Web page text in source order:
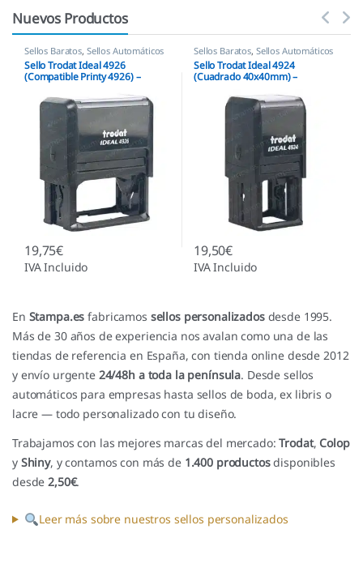
Nuevos Productos
Sellos Baratos, Sellos Automáticos
Sello Trodat Ideal 4926
(Compatible Printy 4926) –
19,75€
IVA Incluido
Sellos Baratos, Sellos Automáticos
Sello Trodat Ideal 4924
(Cuadrado 40x40mm) –
19,50€
IVA Incluido
En Stampa.es fabricamos sellos personalizadosdesde 1995.
Más de 30 años de experiencia nos avalan como una de las
tiendas de referencia en España, con tienda online desde 2012
y envío urgente 24/48h a toda la península. Desde sellos
automáticos para empresas hasta sellos de boda, ex libris o
lacre — todo personalizado con tu diseño.
Trabajamos con las mejores marcas del mercado:Trodat, Colop
y Shiny, y contamos con más de 1.400 productosdisponibles
desde2,50€.
Leer más sobre nuestros sellos personalizados